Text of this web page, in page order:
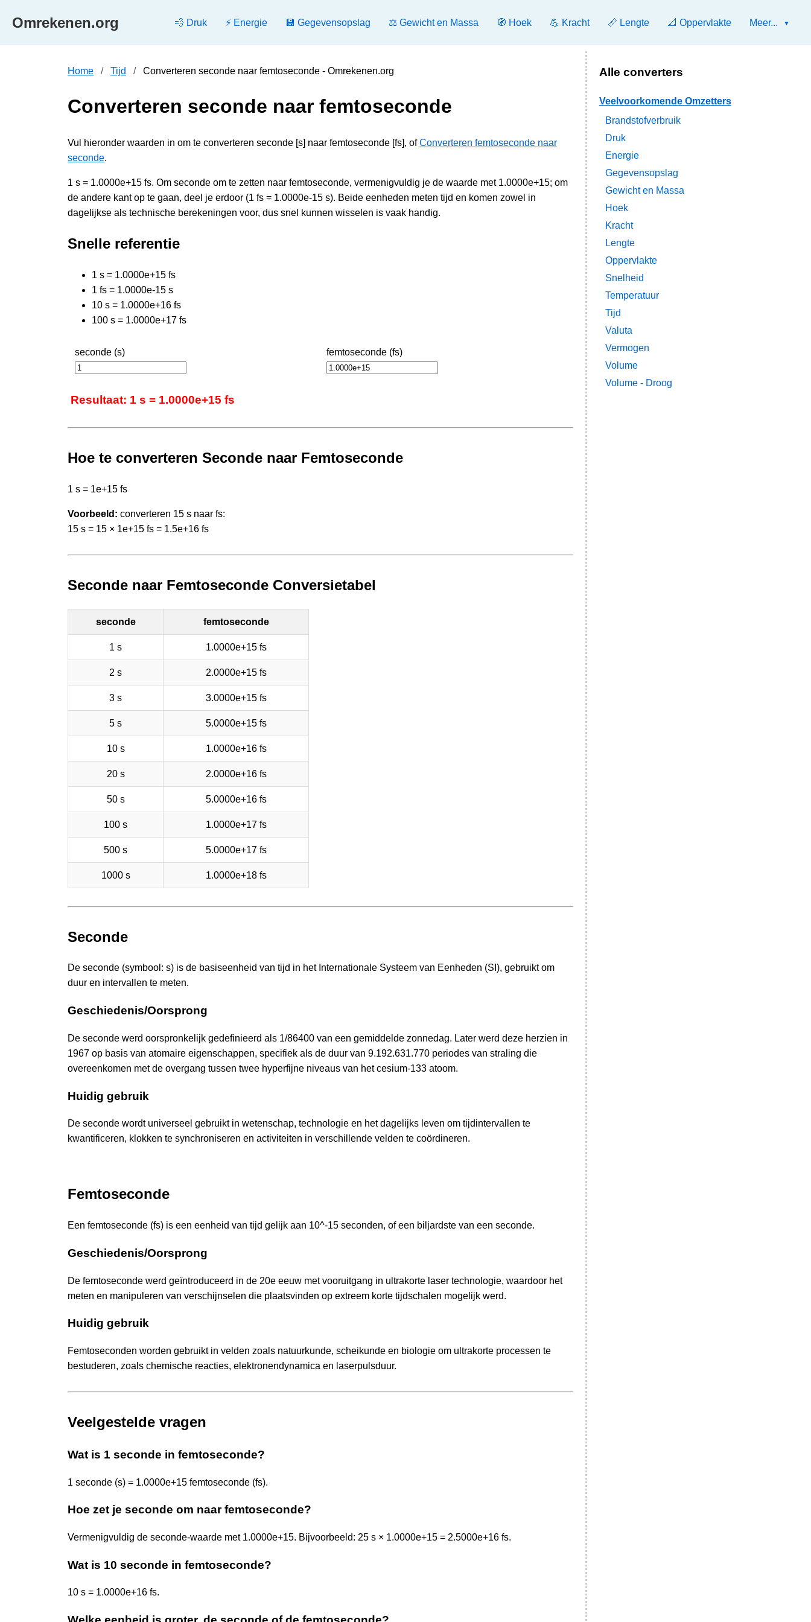
Omrekenen.org 💨 Druk ⚡ Energie 💾 Gegevensopslag ⚖️ Gewicht en Massa 🧭 Hoek 💪 Kracht 📏 Lengte 📐 Oppervlakte Meer...
Home Tijd Converteren seconde naar femtoseconde - Omrekenen.org
Converteren seconde naar femtoseconde
Vul hieronder waarden in om te converteren seconde [s] naar femtoseconde [fs], ofConverteren femtoseconde naar
seconde.
1 s = 1.0000e+15 fs. Om seconde om te zetten naar femtoseconde, vermenigvuldig je de waarde met 1.0000e+15; om
de andere kant op te gaan, deel je erdoor (1 fs = 1.0000e-15 s). Beide eenheden meten tijd en komen zowel in
dagelijkse als technische berekeningen voor, dus snel kunnen wisselen is vaak handig.
Snelle referentie
1 s = 1.0000e+15 fs
1 fs = 1.0000e-15 s
10 s = 1.0000e+16 fs
100 s = 1.0000e+17 fs
seconde (s) femtoseconde (fs)
Resultaat: 1 s = 1.0000e+15 fs
Hoe te converteren Seconde naar Femtoseconde
1 s = 1e+15 fs
Voorbeeld: converteren 15 s naar fs:
15 s = 15 × 1e+15 fs = 1.5e+16 fs
Seconde naar Femtoseconde Conversietabel
seconde femtoseconde
1 s 1.0000e+15 fs
2 s 2.0000e+15 fs
3 s 3.0000e+15 fs
5 s 5.0000e+15 fs
10 s 1.0000e+16 fs
20 s 2.0000e+16 fs
50 s 5.0000e+16 fs
100 s 1.0000e+17 fs
500 s 5.0000e+17 fs
1000 s 1.0000e+18 fs
Seconde
De seconde (symbool: s) is de basiseenheid van tijd in het Internationale Systeem van Eenheden (SI), gebruikt om
duur en intervallen te meten.
Geschiedenis/Oorsprong
De seconde werd oorspronkelijk gedefinieerd als 1/86400 van een gemiddelde zonnedag. Later werd deze herzien in
1967 op basis van atomaire eigenschappen, specifiek als de duur van 9.192.631.770 periodes van straling die
overeenkomen met de overgang tussen twee hyperfijne niveaus van het cesium-133 atoom.
Huidig gebruik
De seconde wordt universeel gebruikt in wetenschap, technologie en het dagelijks leven om tijdintervallen te
kwantificeren, klokken te synchroniseren en activiteiten in verschillende velden te coördineren.
Femtoseconde
Een femtoseconde (fs) is een eenheid van tijd gelijk aan 10^-15 seconden, of een biljardste van een seconde.
Geschiedenis/Oorsprong
De femtoseconde werd geïntroduceerd in de 20e eeuw met vooruitgang in ultrakorte laser technologie, waardoor het
meten en manipuleren van verschijnselen die plaatsvinden op extreem korte tijdschalen mogelijk werd.
Huidig gebruik
Femtoseconden worden gebruikt in velden zoals natuurkunde, scheikunde en biologie om ultrakorte processen te
bestuderen, zoals chemische reacties, elektronendynamica en laserpulsduur.
Veelgestelde vragen
Wat is 1 seconde in femtoseconde?
1 seconde (s) = 1.0000e+15 femtoseconde (fs).
Hoe zet je seconde om naar femtoseconde?
Vermenigvuldig de seconde-waarde met 1.0000e+15. Bijvoorbeeld: 25 s × 1.0000e+15 = 2.5000e+16 fs.
Wat is 10 seconde in femtoseconde?
10 s = 1.0000e+16 fs.
Alle converters
Veelvoorkomende Omzetters
Brandstofverbruik
Druk
Energie
Gegevensopslag
Gewicht en Massa
Hoek
Kracht
Lengte
Oppervlakte
Snelheid
Temperatuur
Tijd
Valuta
Vermogen
Volume
Volume - Droog